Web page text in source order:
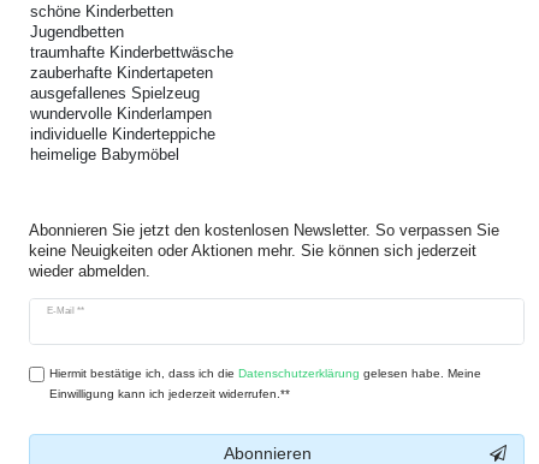
schöne Kinderbetten
Jugendbetten
traumhafte Kinderbettwäsche
zauberhafte Kindertapeten
ausgefallenes Spielzeug
wundervolle Kinderlampen
individuelle Kinderteppiche
heimelige Babymöbel
Abonnieren Sie jetzt den kostenlosen Newsletter. So verpassen Sie
keine Neuigkeiten oder Aktionen mehr. Sie können sich jederzeit
wieder abmelden.
E-Mail **
Newsletter
Hiermit bestätige ich, dass ich dieDaten­schutz­erklärung gelesen habe. Meine
Einwilligung kann ich jederzeit widerrufen.**
Abonnieren